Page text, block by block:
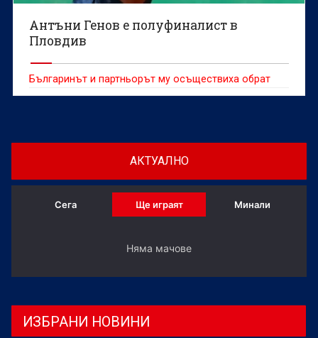
Антъни Генов е полуфиналист в
Пловдив
Българинът и партньорът му осъществиха обрат
АКТУАЛНО
Сега Ще играят Минали
Няма мачове
ИЗБРАНИ НОВИНИ